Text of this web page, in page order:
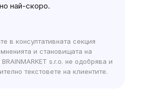
най-скоро.
в консултативната секция
и становищата на
s.r.o. не одобрява и
текстовете на клиентите.